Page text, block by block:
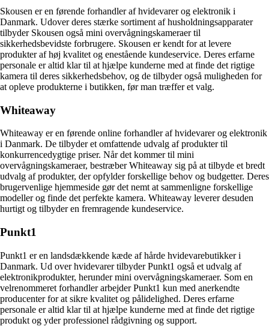
Skousen er en førende forhandler af hvidevarer og elektronik i
Danmark. Udover deres stærke sortiment af husholdningsapparater
tilbyder Skousen også mini overvågningskameraer til
sikkerhedsbevidste forbrugere. Skousen er kendt for at levere
produkter af høj kvalitet og enestående kundeservice. Deres erfarne
personale er altid klar til at hjælpe kunderne med at finde det rigtige
kamera til deres sikkerhedsbehov, og de tilbyder også muligheden for
at opleve produkterne i butikken, før man træffer et valg.
Whiteaway
Whiteaway er en førende online forhandler af hvidevarer og elektronik
i Danmark. De tilbyder et omfattende udvalg af produkter til
konkurrencedygtige priser. Når det kommer til mini
overvågningskameraer, bestræber Whiteaway sig på at tilbyde et bredt
udvalg af produkter, der opfylder forskellige behov og budgetter. Deres
brugervenlige hjemmeside gør det nemt at sammenligne forskellige
modeller og finde det perfekte kamera. Whiteaway leverer desuden
hurtigt og tilbyder en fremragende kundeservice.
Punkt1
Punkt1 er en landsdækkende kæde af hårde hvidevarebutikker i
Danmark. Ud over hvidevarer tilbyder Punkt1 også et udvalg af
elektronikprodukter, herunder mini overvågningskameraer. Som en
velrenommeret forhandler arbejder Punkt1 kun med anerkendte
producenter for at sikre kvalitet og pålidelighed. Deres erfarne
personale er altid klar til at hjælpe kunderne med at finde det rigtige
produkt og yder professionel rådgivning og support.